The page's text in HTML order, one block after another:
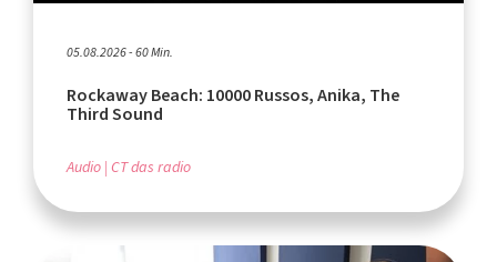
05.08.2026 - 60 Min.
Rockaway Beach: 10000 Russos, Anika, The
Third Sound
Audio CT das radio